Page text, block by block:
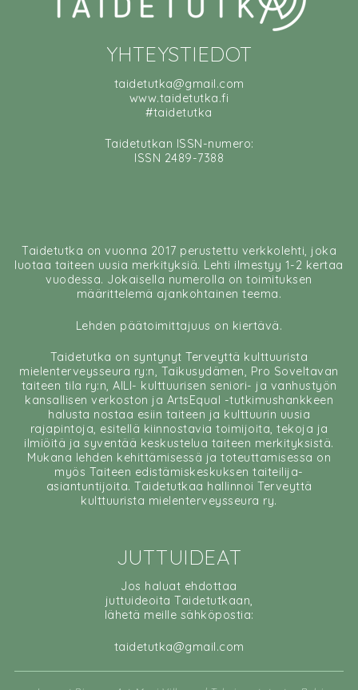
YHTEYSTIEDOT
taidetutka@gmail.com
www.taidetutka.fi
#taidetutka
Taidetutkan ISSN-numero:
ISSN 2489-7388
Taidetutka on vuonna 2017 perustettu verkkolehti, joka
luotaa taiteen uusia merkityksiä. Lehti ilmestyy 1-2 kertaa
vuodessa. Jokaisella numerolla on toimituksen
määrittelemä ajankohtainen teema.
Lehden päätoimittajuus on kiertävä.
Taidetutka on syntynyt Terveyttä kulttuurista
mielenterveysseura ry:n, Taikusydämen, Pro Soveltavan
taiteen tila ry:n, AILI- kulttuurisen seniori- ja vanhustyön
kansallisen verkoston ja ArtsEqual -tutkimushankkeen
halusta nostaa esiin taiteen ja kulttuurin uusia
rajapintoja, esitellä kiinnostavia toimijoita, tekoja ja
ilmiöitä ja syventää keskustelua taiteen merkityksistä.
Mukana lehden kehittämisessä ja toteuttamisessa on
myös Taiteen edistämiskeskuksen taiteilija-
asiantuntijoita. Taidetutkaa hallinnoi Terveyttä
kulttuurista mielenterveysseura ry.
JUTTUIDEAT
Jos haluat ehdottaa
juttuideoita Taidetutkaan,
lähetä meille sähköpostia:
taidetutka@gmail.com